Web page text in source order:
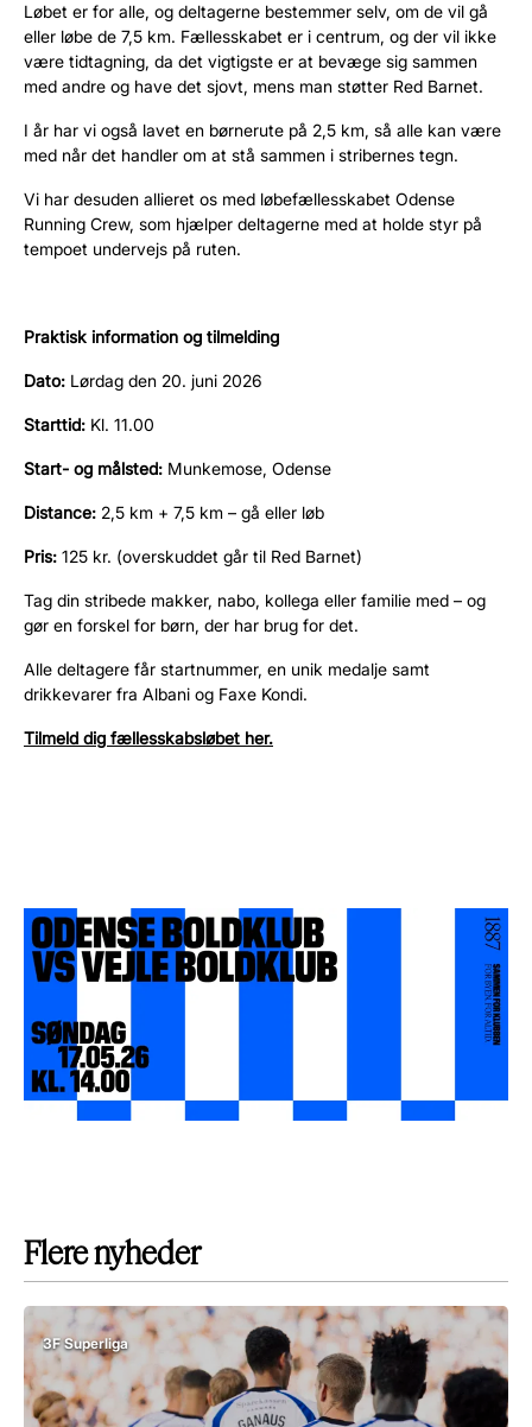
Løbet er for alle, og deltagerne bestemmer selv, om de vil gå
eller løbe de 7,5 km. Fællesskabet er i centrum, og der vil ikke
være tidtagning, da det vigtigste er at bevæge sig sammen
med andre og have det sjovt, mens man støtter Red Barnet.
I år har vi også lavet en børnerute på 2,5 km, så alle kan være
med når det handler om at stå sammen i stribernes tegn.
Vi har desuden allieret os med løbefællesskabet Odense
Running Crew, som hjælper deltagerne med at holde styr på
tempoet undervejs på ruten.
Praktisk information og tilmelding
Dato: Lørdag den 20. juni 2026
Starttid: Kl. 11.00
Start- og målsted: Munkemose, Odense
Distance: 2,5 km + 7,5 km – gå eller løb
Pris: 125 kr. (overskuddet går til Red Barnet)
Tag din stribede makker, nabo, kollega eller familie med – og
gør en forskel for børn, der har brug for det.
Alle deltagere får startnummer, en unik medalje samt
drikkevarer fra Albani og Faxe Kondi.
Tilmeld dig fællesskabsløbet her.
Flere nyheder
3F Superliga